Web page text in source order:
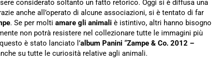
considerato soltanto un fatto retorico. Oggi si è diffusa una
anche all’operato di alcune associazioni, si è tentato di far
. Se per molti amare gli animali è istintivo, altri hanno bisogno
non potrà resistere nel collezionare tutte le immagini più
è stato lanciato l’album Panini “Zampe & Co. 2012 –
su tutte le curiosità relative agli animali.